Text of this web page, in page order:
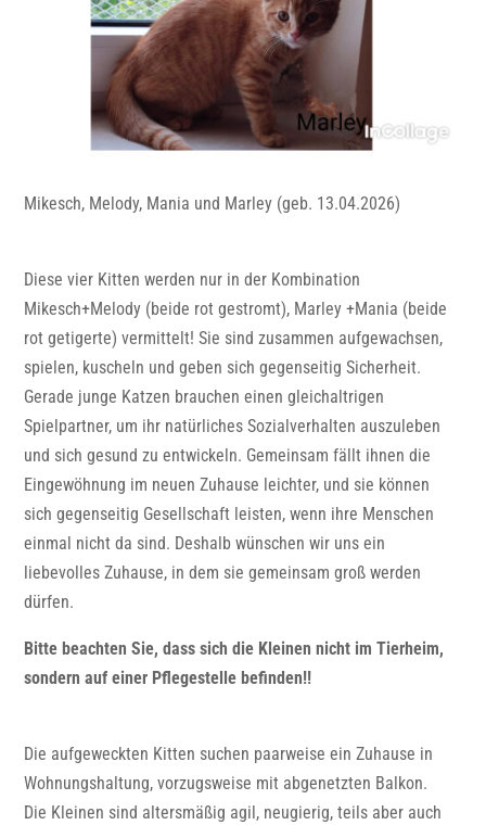
Mikesch, Melody, Mania und Marley (geb. 13.04.2026)
Diese vier Kitten werden nur in der Kombination
Mikesch+Melody (beide rot gestromt), Marley +Mania (beide
rot getigerte) vermittelt! Sie sind zusammen aufgewachsen,
spielen, kuscheln und geben sich gegenseitig Sicherheit.
Gerade junge Katzen brauchen einen gleichaltrigen
Spielpartner, um ihr natürliches Sozialverhalten auszuleben
und sich gesund zu entwickeln. Gemeinsam fällt ihnen die
Eingewöhnung im neuen Zuhause leichter, und sie können
sich gegenseitig Gesellschaft leisten, wenn ihre Menschen
einmal nicht da sind. Deshalb wünschen wir uns ein
liebevolles Zuhause, in dem sie gemeinsam groß werden
dürfen.
Bitte beachten Sie, dass sich die Kleinen nicht im Tierheim,
sondern auf einer Pflegestelle befinden!!
Die aufgeweckten Kitten suchen paarweise ein Zuhause in
Wohnungshaltung, vorzugsweise mit abgenetzten Balkon.
Die Kleinen sind altersmäßig agil, neugierig, teils aber auch